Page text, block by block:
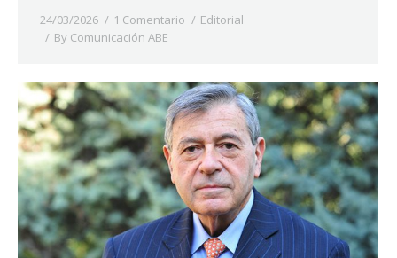
24/03/2026 1 Comentario
Editorial
By Comunicación ABE